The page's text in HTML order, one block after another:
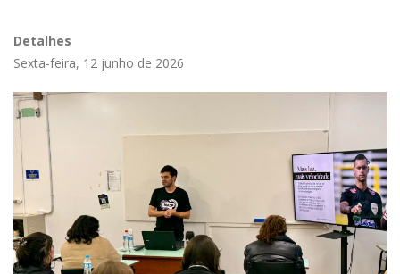
Detalhes
Sexta-feira, 12 junho de 2026